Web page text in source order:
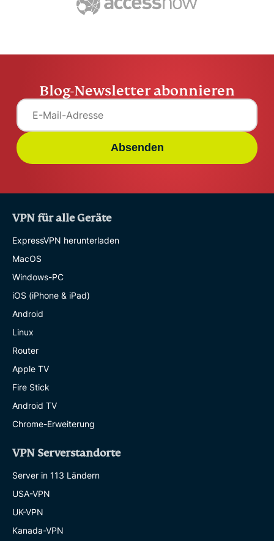
Blog-Newsletter abonnieren
Absenden
VPN für alle Geräte
ExpressVPN herunterladen
MacOS
Windows-PC
iOS (iPhone & iPad)
Android
Linux
Router
Apple TV
Fire Stick
Android TV
Chrome-Erweiterung
VPN Serverstandorte
Server in 113 Ländern
USA-VPN
UK-VPN
Kanada-VPN